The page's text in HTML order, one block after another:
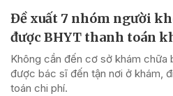
Đề xuất 7 nhóm người
được BHYT thanh toán
Không cần đến cơ sở khám chữa
được bác sĩ đến tận nơi ở khám,
toán chi phí.